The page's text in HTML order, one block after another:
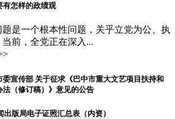
有怎样的政绩观
是一个根本性问题，关乎立党为公、执
前，全党正在深入...
委宣传部 关于征求《巴中市重大文艺项目扶持和
法（修订稿）》意见的公告
出版局电子证照汇总表（内资）